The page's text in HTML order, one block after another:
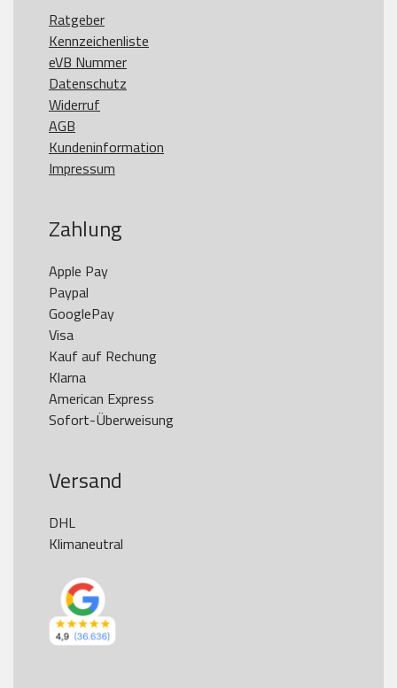
Ratgeber
Kennzeichenliste
eVB Nummer
Datenschutz
Widerruf
AGB
Kundeninformation
Impressum
Zahlung
Apple Pay
Paypal
GooglePay
Visa
Kauf auf Rechung
Klarna
American Express
Versand
DHL
Klimaneutral